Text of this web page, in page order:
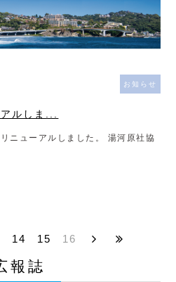
お知らせ
ルしま...
ニューアルしました。 湯河原社協
14 15 16
報誌